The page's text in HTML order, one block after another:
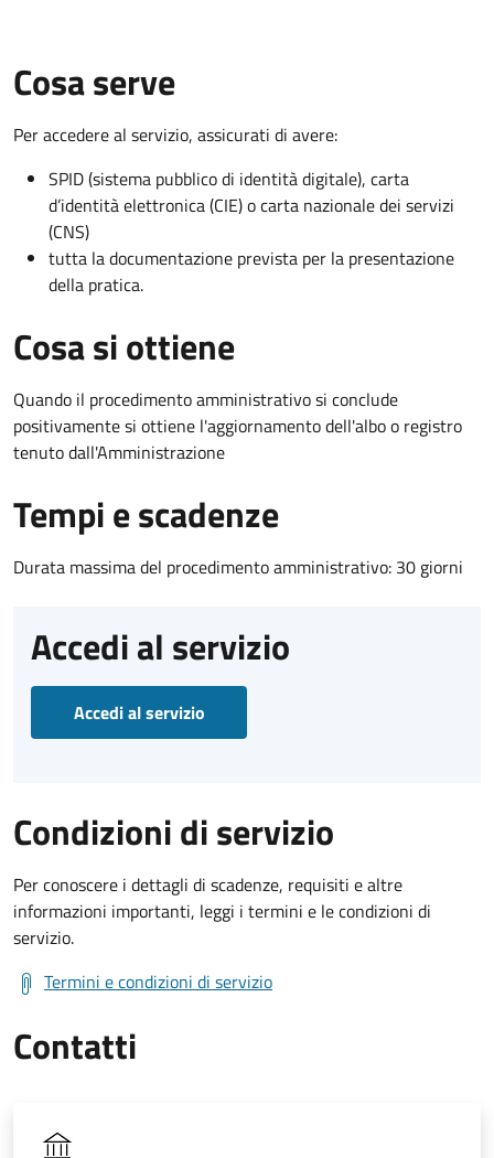
Cosa serve
Per accedere al servizio, assicurati di avere:
SPID (sistema pubblico di identità digitale), carta
d’identità elettronica (CIE) o carta nazionale dei servizi
(CNS)
tutta la documentazione prevista per la presentazione
della pratica.
Cosa si ottiene
Quando il procedimento amministrativo si conclude
positivamente si ottiene l'aggiornamento dell'albo o registro
tenuto dall'Amministrazione
Tempi e scadenze
Durata massima del procedimento amministrativo: 30 giorni
Accedi al servizio
Accedi al servizio
Condizioni di servizio
Per conoscere i dettagli di scadenze, requisiti e altre
informazioni importanti, leggi i termini e le condizioni di
servizio.
Termini e condizioni di servizio
Contatti